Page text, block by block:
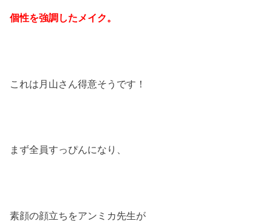
個性を強調したメイク。
これは月山さん得意そうです！
まず全員すっぴんになり、
素顔の顔立ちをアンミカ先生が